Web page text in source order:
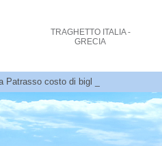
TRAGHETTO ITALIA -
GRECIA
Patrasso costo di biglietti e prenotazioni